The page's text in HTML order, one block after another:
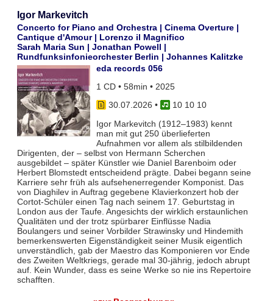
Igor Markevitch
Concerto for Piano and Orchestra | Cinema Overture |
Cantique d'Amour | Lorenzo il Magnifico
Sarah Maria Sun | Jonathan Powell |
Rundfunksinfonieorchester Berlin | Johannes Kalitzke
eda records 056
1 CD • 58min • 2025
30.07.2026 •
10 10 10
Igor Markevitch (1912–1983) kennt
man mit gut 250 überlieferten
Aufnahmen vor allem als stilbildenden
Dirigenten, der – selbst von Hermann Scherchen
ausgebildet – später Künstler wie Daniel Barenboim oder
Herbert Blomstedt entscheidend prägte. Dabei begann seine
Karriere sehr früh als aufsehenerregender Komponist. Das
von Diaghilev in Auftrag gegebene Klavierkonzert hob der
Cortot-Schüler einen Tag nach seinem 17. Geburtstag in
London aus der Taufe. Angesichts der wirklich erstaunlichen
Qualitäten und der trotz spürbarer Einflüsse Nadia
Boulangers und seiner Vorbilder Strawinsky und Hindemith
bemerkenswerten Eigenständigkeit seiner Musik eigentlich
unverständlich, gab der Maestro das Komponieren vor Ende
des Zweiten Weltkriegs, gerade mal 30-jährig, jedoch abrupt
auf. Kein Wunder, dass es seine Werke so nie ins Repertoire
schafften.